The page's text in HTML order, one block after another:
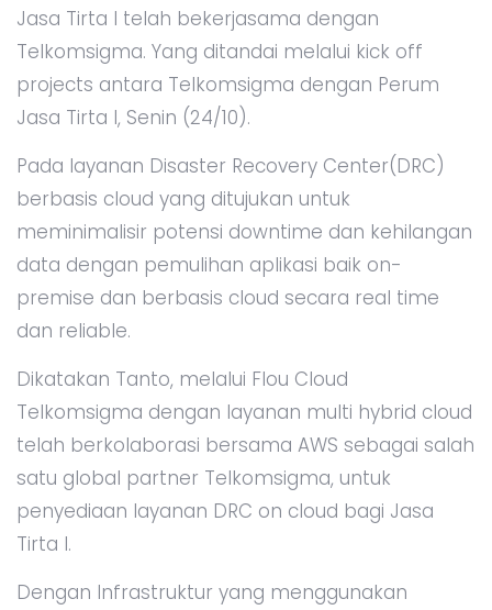
Jasa Tirta I telah bekerjasama dengan
Telkomsigma. Yang ditandai melalui kick off
projects antara Telkomsigma dengan Perum
Jasa Tirta I, Senin (24/10).
Pada layanan Disaster Recovery Center(DRC)
berbasis cloud yang ditujukan untuk
meminimalisir potensi downtime dan kehilangan
data dengan pemulihan aplikasi baik on-
premise dan berbasis cloud secara real time
dan reliable.
Dikatakan Tanto, melalui Flou Cloud
Telkomsigma dengan layanan multi hybrid cloud
telah berkolaborasi bersama AWS sebagai salah
satu global partner Telkomsigma, untuk
penyediaan layanan DRC on cloud bagi Jasa
Tirta I.
Dengan Infrastruktur yang menggunakan